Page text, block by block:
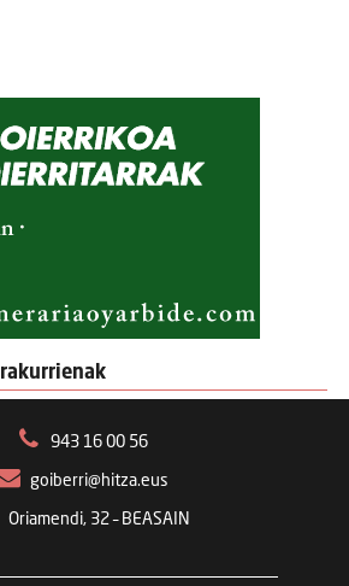
943 16 00 56
goiberri@hitza.eus
Oriamendi, 32 – BEASAIN